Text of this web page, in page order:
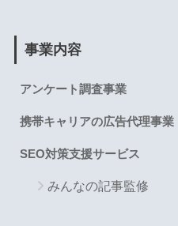
事業内容
アンケート調査事業
携帯キャリアの広告代理事業
SEO対策支援サービス
みんなの記事監修